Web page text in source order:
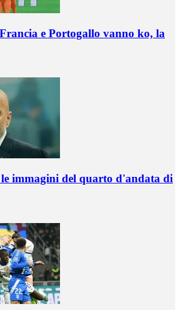
e Portogallo vanno ko, la
immagini del quarto d'andata di